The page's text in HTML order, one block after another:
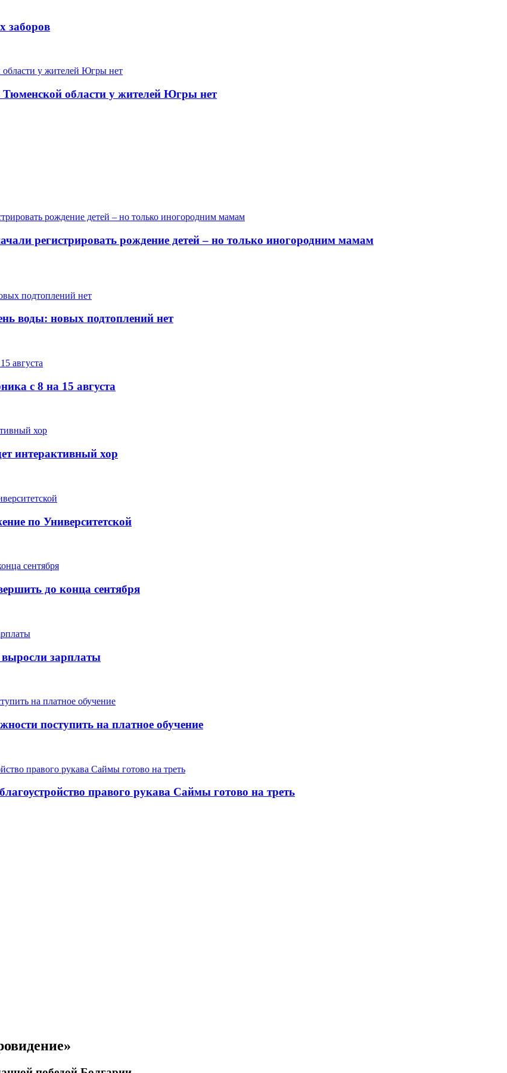
заборов
Тюменской области у жителей Югры нет
регистрировать рождение детей – но только иногородним мамам
воды: новых подтоплений нет
с 8 на 15 августа
интерактивный хор
по Университетской
до конца сентября
выросли зарплаты
поступить на платное обучение
правого рукава Саймы готово на треть